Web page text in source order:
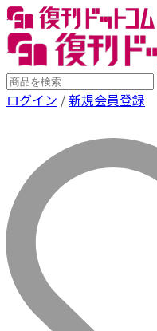
ログイン /新規会員登録